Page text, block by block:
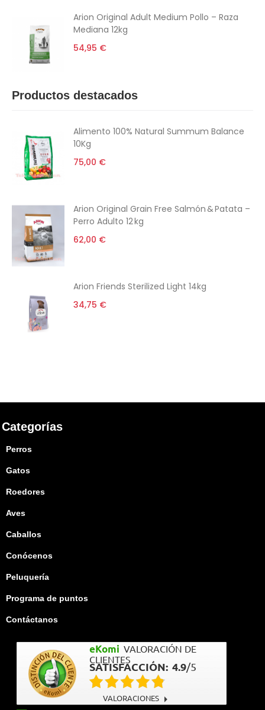
Arion Original Adult Medium Pollo – Raza
Mediana 12kg
54,95 €
Productos destacados
Alimento 100% Natural Summum Balance
10Kg
75,00 €
Arion Original Grain Free Salmón & Patata –
Perro Adulto 12 kg
62,00 €
Arion Friends Sterilized Light 14kg
34,75 €
Categorías
Perros
Gatos
Roedores
Aves
Caballos
Conócenos
Peluquería
Programa de puntos
Contáctanos
eKomi VALORACIÓN DE
CLIENTES
SATISFACCIÓN: 4.9/5
VALORACIONES